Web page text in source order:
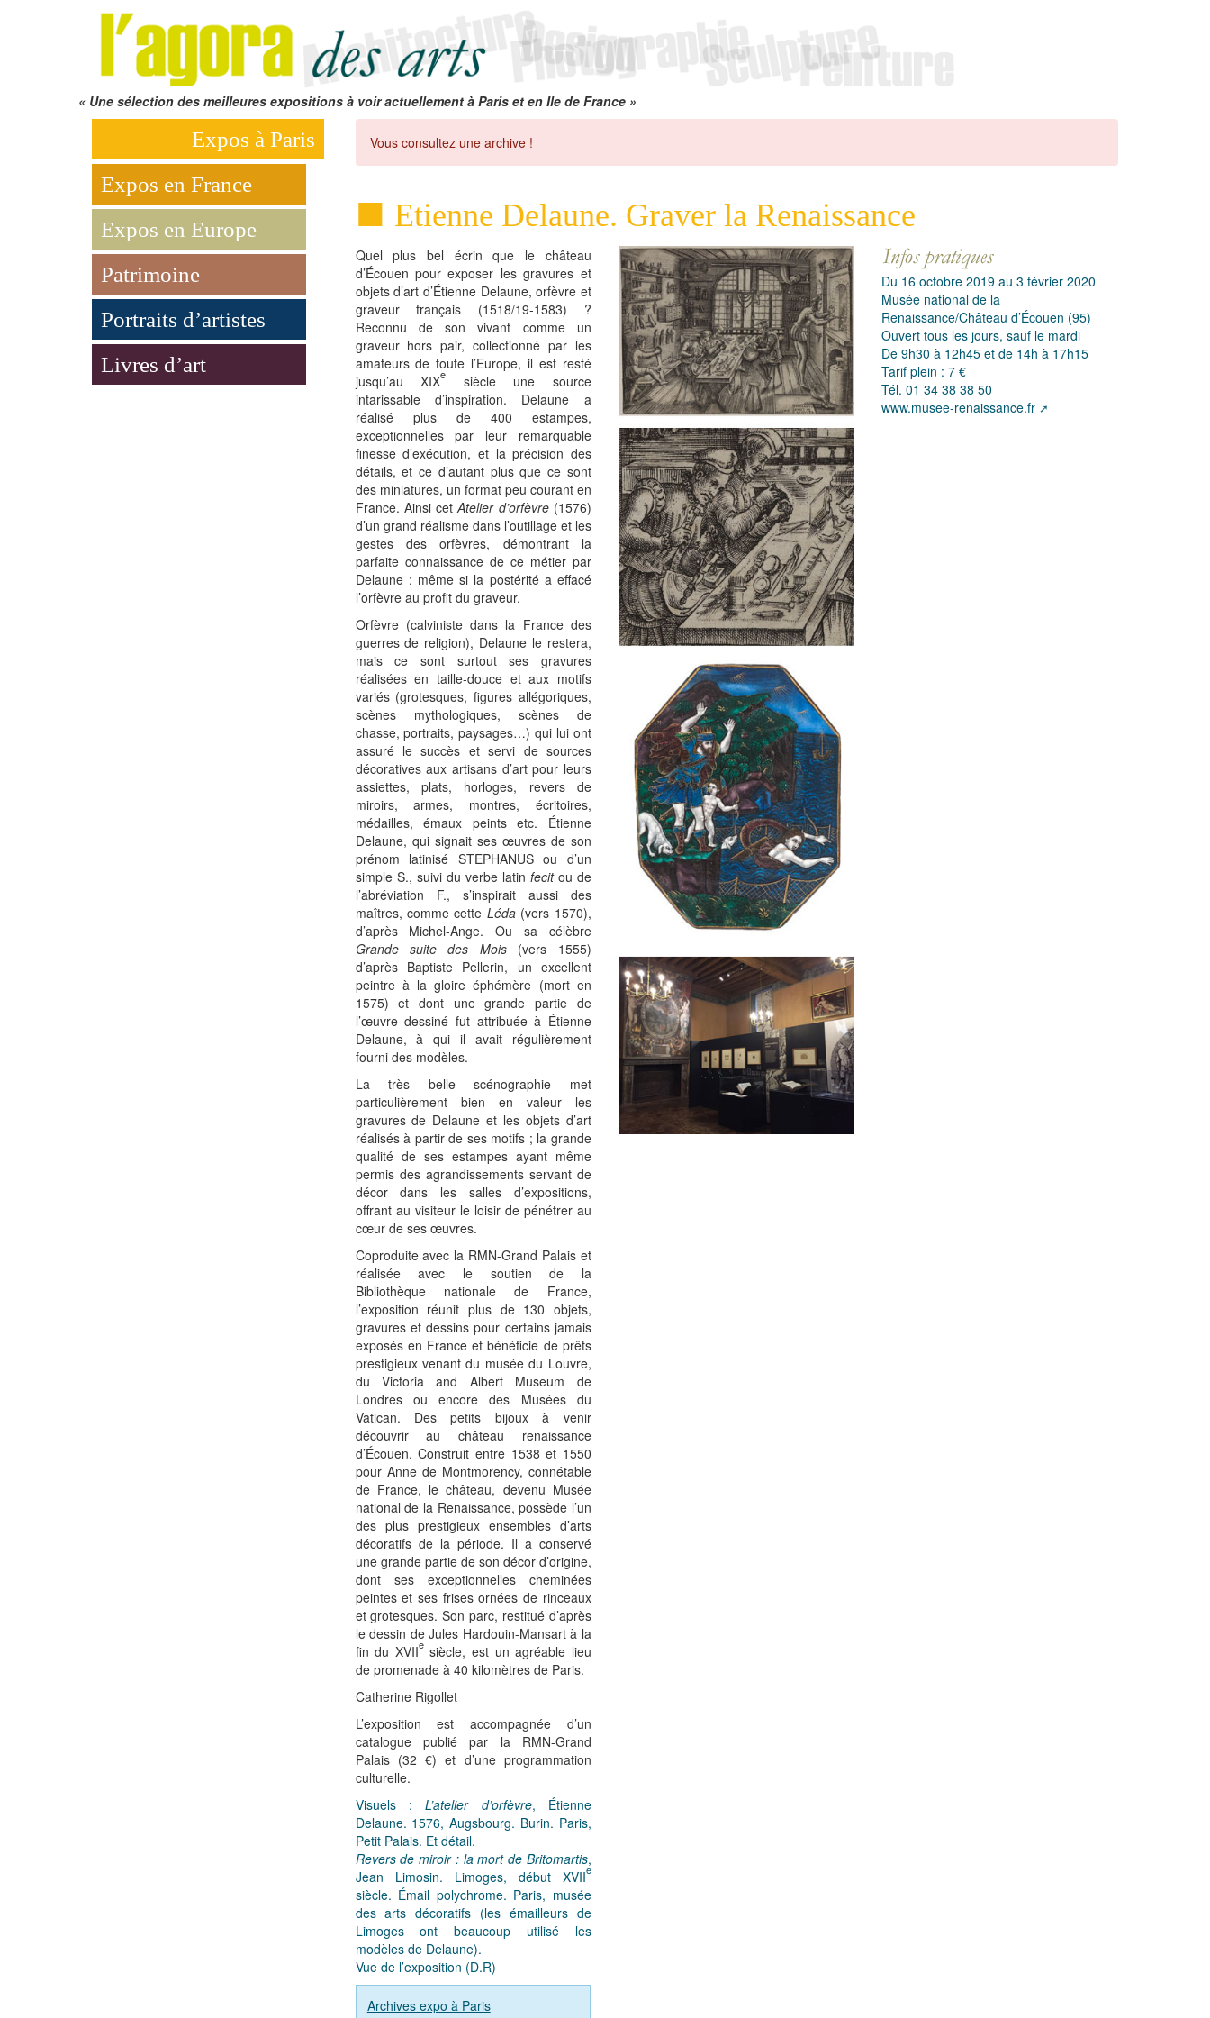
« Une sélection des meilleures expositions à voir actuellement à Paris et en Ile de France »
Expos à Paris
Expos en France
Expos en Europe
Patrimoine
Portraits d’artistes
Livres d’art
Vous consultez une archive !
Etienne Delaune. Graver la Renaissance
Quel plus bel écrin que le château
d’Écouen pour exposer les gravures et
objets d’art d’Étienne Delaune, orfèvre et
graveur français (1518/19-1583) ?
Reconnu de son vivant comme un
graveur hors pair, collectionné par les
amateurs de toute l’Europe, il est resté
jusqu’au XIXe
siècle une source
intarissable d’inspiration. Delaune a
réalisé plus de 400 estampes,
exceptionnelles par leur remarquable
finesse d’exécution, et la précision des
détails, et ce d’autant plus que ce sont
des miniatures, un format peu courant en
France. Ainsi cetAtelier d’orfèvre(1576)
d’un grand réalisme dans l’outillage et les
gestes des orfèvres, démontrant la
parfaite connaissance de ce métier par
Delaune ; même si la postérité a effacé
l’orfèvre au profit du graveur.
Orfèvre (calviniste dans la France des
guerres de religion), Delaune le restera,
mais ce sont surtout ses gravures
réalisées en taille-douce et aux motifs
variés (grotesques, figures allégoriques,
scènes mythologiques, scènes de
chasse, portraits, paysages…) qui lui ont
assuré le succès et servi de sources
décoratives aux artisans d’art pour leurs
assiettes, plats, horloges, revers de
miroirs, armes, montres, écritoires,
médailles, émaux peints etc. Étienne
Delaune, qui signait ses œuvres de son
prénom latinisé STEPHANUS ou d’un
simple S., suivi du verbe latin fecitou de
l’abréviation F., s’inspirait aussi des
maîtres, comme cette Léda (vers 1570),
d’après Michel-Ange. Ou sa célèbre
Grande suite des Mois (vers 1555)
d’après Baptiste Pellerin, un excellent
peintre à la gloire éphémère (mort en
1575) et dont une grande partie de
l’œuvre dessiné fut attribuée à Étienne
Delaune, à qui il avait régulièrement
fourni des modèles.
La très belle scénographie met
particulièrement bien en valeur les
gravures de Delaune et les objets d’art
réalisés à partir de ses motifs ; la grande
qualité de ses estampes ayant même
permis des agrandissements servant de
décor dans les salles d’expositions,
offrant au visiteur le loisir de pénétrer au
cœur de ses œuvres.
Coproduite avec la RMN-Grand Palais et
réalisée avec le soutien de la
Bibliothèque nationale de France,
l’exposition réunit plus de 130 objets,
gravures et dessins pour certains jamais
exposés en France et bénéficie de prêts
prestigieux venant du musée du Louvre,
du Victoria and Albert Museum de
Londres ou encore des Musées du
Vatican. Des petits bijoux à venir
découvrir au château renaissance
d’Écouen. Construit entre 1538 et 1550
pour Anne de Montmorency, connétable
de France, le château, devenu Musée
national de la Renaissance, possède l’un
des plus prestigieux ensembles d’arts
décoratifs de la période. Il a conservé
une grande partie de son décor d’origine,
dont ses exceptionnelles cheminées
peintes et ses frises ornées de rinceaux
et grotesques. Son parc, restitué d’après
le dessin de Jules Hardouin-Mansart à la
fin du XVIIesiècle, est un agréable lieu
de promenade à 40 kilomètres de Paris.
Catherine Rigollet
L’exposition est accompagnée d’un
catalogue publié par la RMN-Grand
Palais (32 €) et d’une programmation
culturelle.
Visuels :L’atelier d’orfèvre, Étienne
Delaune. 1576, Augsbourg. Burin. Paris,
Petit Palais. Et détail.
Revers de miroir : la mort de Britomartis,
Jean Limosin. Limoges, début XVIIe
siècle. Émail polychrome. Paris, musée
des arts décoratifs (les émailleurs de
Limoges ont beaucoup utilisé les
modèles de Delaune).
Vue de l’exposition (D.R)
Archives expo à Paris
Du 16 octobre 2019 au 3 février 2020
Musée national de la
Renaissance/Château d’Écouen (95)
Ouvert tous les jours, sauf le mardi
De 9h30 à 12h45 et de 14h à 17h15
Tarif plein : 7 €
Tél. 01 34 38 38 50
www.musee-renaissance.fr